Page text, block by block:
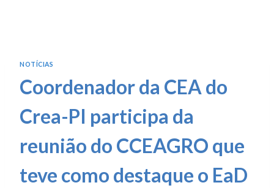
NOTÍCIAS
Coordenador da CEA do
Crea-PI participa da
reunião do CCEAGRO que
teve como destaque o EaD